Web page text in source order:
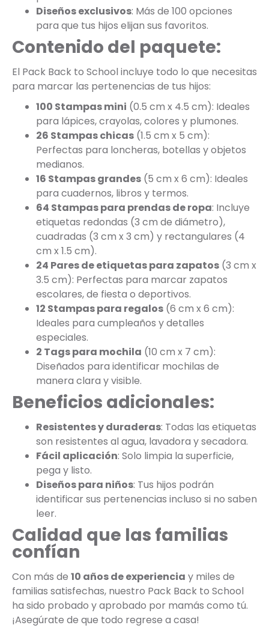
Diseños exclusivos: Más de 100 opciones
para que tus hijos elijan sus favoritos.
Contenido del paquete:
El Pack Back to School incluye todo lo que necesitas
para marcar las pertenencias de tus hijos:
100 Stampas mini (0.5 cm x 4.5 cm): Ideales
para lápices, crayolas, colores y plumones.
26 Stampas chicas (1.5 cm x 5 cm):
Perfectas para loncheras, botellas y objetos
medianos.
16 Stampas grandes (5 cm x 6 cm): Ideales
para cuadernos, libros y termos.
64 Stampas para prendas de ropa: Incluye
etiquetas redondas (3 cm de diámetro),
cuadradas (3 cm x 3 cm) y rectangulares (4
cm x 1.5 cm).
24 Pares de etiquetas para zapatos (3 cm x
3.5 cm): Perfectas para marcar zapatos
escolares, de fiesta o deportivos.
12 Stampas para regalos (6 cm x 6 cm):
Ideales para cumpleaños y detalles
especiales.
2 Tags para mochila (10 cm x 7 cm):
Diseñados para identificar mochilas de
manera clara y visible.
Beneficios adicionales:
Resistentes y duraderas: Todas las etiquetas
son resistentes al agua, lavadora y secadora.
Fácil aplicación: Solo limpia la superficie,
pega y listo.
Diseños para niños: Tus hijos podrán
identificar sus pertenencias incluso si no saben
leer.
Calidad que las familias
confían
Con más de 10 años de experiencia y miles de
familias satisfechas, nuestro Pack Back to School
ha sido probado y aprobado por mamás como tú.
¡Asegúrate de que todo regrese a casa!